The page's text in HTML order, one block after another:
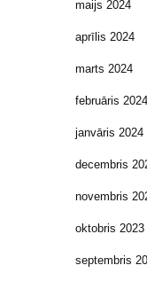
maijs 2024
aprīlis 2024
marts 2024
februāris 2024
janvāris 2024
decembris
novembris
oktobris 2023
septembris